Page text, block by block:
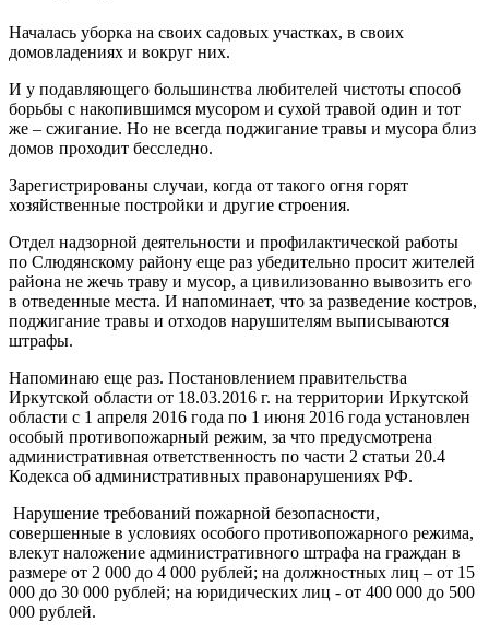
Началась уборка на своих садовых участках, в своих
домовладениях и вокруг них.
И у подавляющего большинства любителей чистоты способ
борьбы с накопившимся мусором и сухой травой один и тот
же – сжигание. Но не всегда поджигание травы и мусора близ
домов проходит бесследно.
Зарегистрированы случаи, когда от такого огня горят
хозяйственные постройки и другие строения.
Отдел надзорной деятельности и профилактической работы
по Слюдянскому району еще раз убедительно просит жителей
района не жечь траву и мусор, а цивилизованно вывозить его
в отведенные места. И напоминает, что за разведение костров,
поджигание травы и отходов нарушителям выписываются
штрафы.
Напоминаю еще раз. Постановлением правительства
Иркутской области от 18.03.2016 г. на территории Иркутской
области с 1 апреля 2016 года по 1 июня 2016 года установлен
особый противопожарный режим, за что предусмотрена
административная ответственность по части 2 статьи 20.4
Кодекса об административных правонарушениях РФ.
Нарушение требований пожарной безопасности,
совершенные в условиях особого противопожарного режима,
влекут наложение административного штрафа на граждан в
размере от 2 000 до 4 000 рублей; на должностных лиц – от 15
000 до 30 000 рублей; на юридических лиц - от 400 000 до 500
000 рублей.